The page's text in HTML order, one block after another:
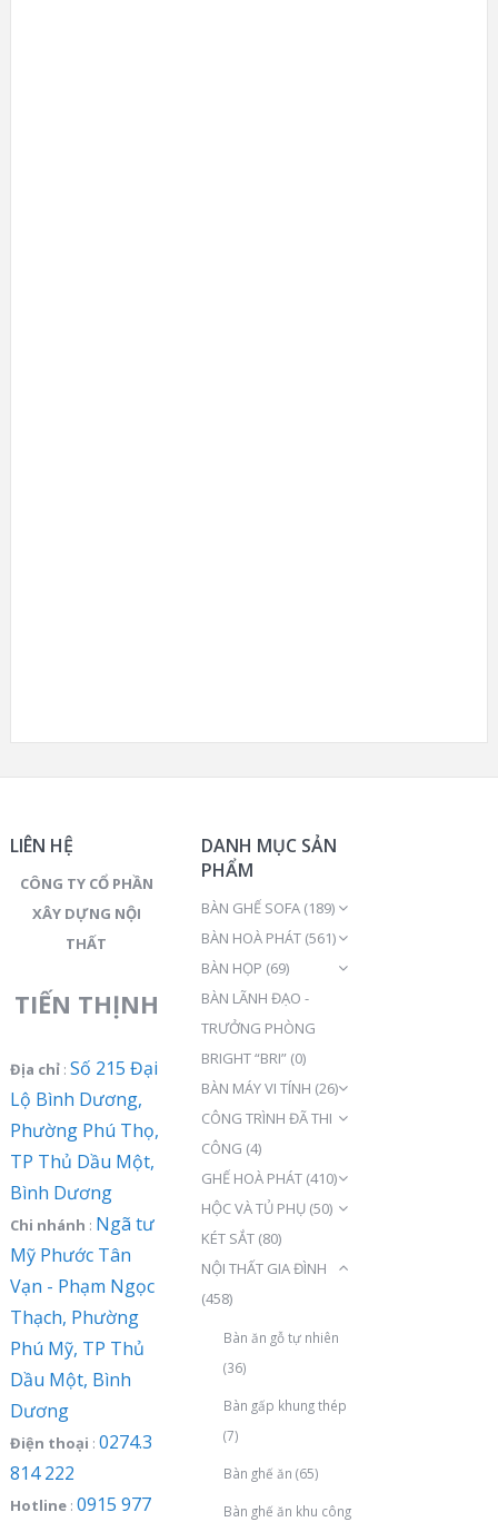
LIÊN HỆ
CÔNG TY CỔ PHẦN
XÂY DỰNG NỘI
THẤT
TIẾN THỊNH
Địa chỉ: Số 215 Đại
Lộ Bình Dương,
Phường Phú Thọ,
TP Thủ Dầu Một,
Bình Dương
Chi nhánh : Ngã tư
Mỹ Phước Tân
Vạn - Phạm Ngọc
Thạch, Phường
Phú Mỹ, TP Thủ
Dầu Một, Bình
Dương
Điện thoại : 0274.3
814 222
Hotline: 0915 977
DANH MỤC SẢN
PHẨM
BÀN GHẾ SOFA (189)
BÀN HOÀ PHÁT (561)
BÀN HỌP (69)
BÀN LÃNH ĐẠO -
TRƯỞNG PHÒNG
BRIGHT “BRI” (0)
BÀN MÁY VI TÍNH (26)
CÔNG TRÌNH ĐÃ THI
CÔNG (4)
GHẾ HOÀ PHÁT (410)
HỘC VÀ TỦ PHỤ (50)
KÉT SẮT (80)
NỘI THẤT GIA ĐÌNH
(458)
Bàn ăn gỗ tự nhiên
(36)
Bàn gấp khung thép
(7)
Bàn ghế ăn (65)
Bàn ghế ăn khu công